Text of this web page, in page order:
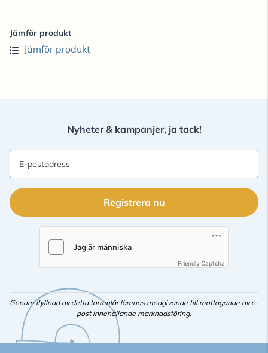
Jämför produkt
Jämför produkt
Nyheter & kampanjer, ja tack!
E-postadress
Registrera nu
Friendly Captcha
Genom ifyllnad av detta formulär lämnas medgivande till mottagande av e-
post innehållande marknadsföring.